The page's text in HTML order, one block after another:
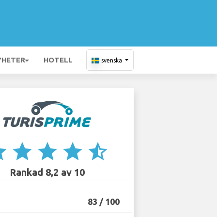
HOTELL svenska
star star star star_half
Rankad 8,2 av 10
83 / 100